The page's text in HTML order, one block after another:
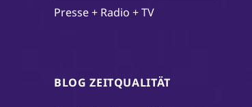
Presse + Radio + TV
BLOG ZEITQUALITÄT